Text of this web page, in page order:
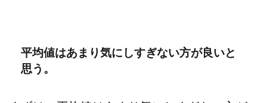
平均値はあまり気にしすぎない方が良いと
思う。